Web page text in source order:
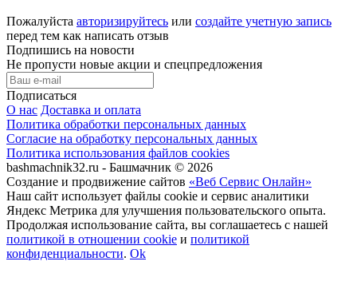
Пожалуйста авторизируйтесь или создайте учетную запись
перед тем как написать отзыв
Подпишись на новости
Не пропусти новые акции и спецпредложения
Подписаться
О нас Доставка и оплата
Политика обработки персональных данных
Согласие на обработку персональных данных
Политика использования файлов cookies
bashmachnik32.ru - Башмачник © 2026
Создание и продвижение сайтов «Веб Сервис Онлайн»
Наш сайт использует файлы cookie и сервис аналитики
Яндекс Метрика для улучшения пользовательского опыта.
Продолжая использование сайта, вы соглашаетесь с нашей
политикой в отношении cookie и политикой
конфиденциальности. Ok